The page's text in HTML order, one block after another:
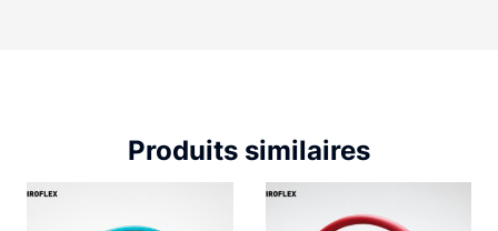
Produits similaires